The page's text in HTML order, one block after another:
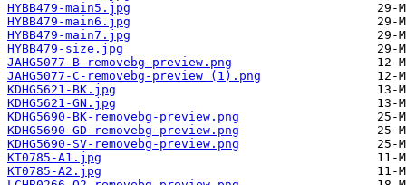
HYBB479-main5.jpg
HYBB479-main6.jpg
HYBB479-main7.jpg
HYBB479-size.jpg
JAHG5077-B-removebg-preview.png
JAHG5077-C-removebg-preview (1).png
KDHG5621-BK.jpg
KDHG5621-GN.jpg
KDHG5690-BK-removebg-preview.png
KDHG5690-GD-removebg-preview.png
KDHG5690-SV-removebg-preview.png
KT0785-A1.jpg
KT0785-A2.jpg